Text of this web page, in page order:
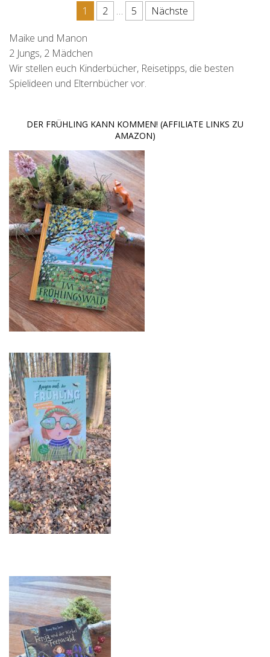
Seitennummerierung der
1 2 … 5 Nächste
Maike und Manon
2 Jungs, 2 Mädchen
Wir stellen euch Kinderbücher, Reisetipps, die besten
Spielideen und Elternbücher vor.
DER FRÜHLING KANN KOMMEN! (AFFILIATE LINKS ZU
AMAZON)